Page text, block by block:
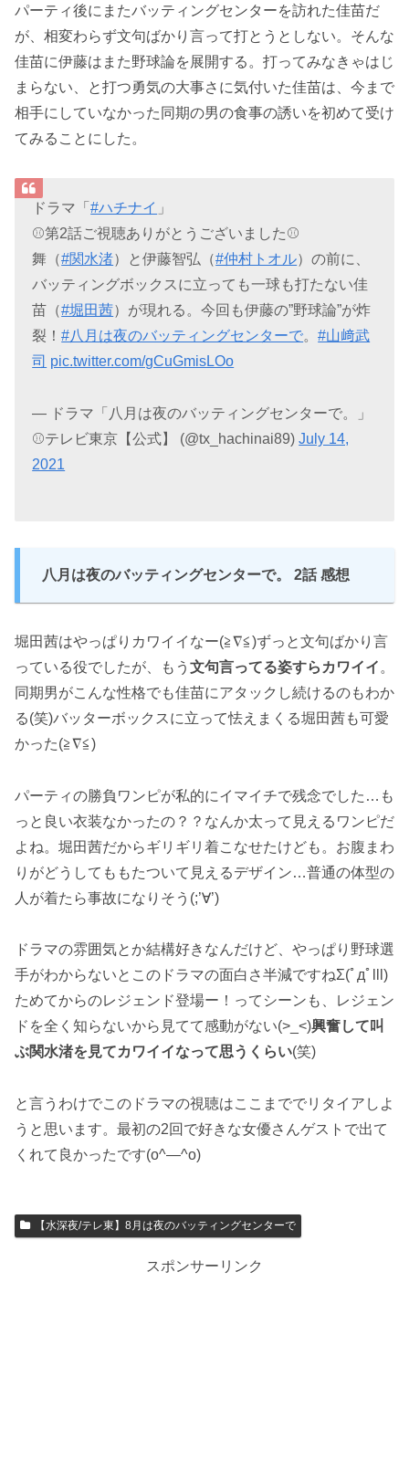
パーティ後にまたバッティングセンターを訪れた佳苗だ
が、相変わらず文句ばかり言って打とうとしない。そんな
佳苗に伊藤はまた野球論を展開する。打ってみなきゃはじ
まらない、と打つ勇気の大事さに気付いた佳苗は、今まで
相手にしていなかった同期の男の食事の誘いを初めて受け
てみることにした。
ドラマ「#ハチナイ 」
⚾第2話ご視聴ありがとうございました⚾
舞（#関水渚）と伊藤智弘（#仲村トオル）の前に、
バッティングボックスに立っても一球も打たない佳
苗（#堀田茜）が現れる。今回も伊藤の”野球論”が炸
裂！#八月は夜のバッティングセンターで。#山﨑武
司 pic.twitter.com/gCuGmisLOo
— ドラマ「八月は夜のバッティングセンターで。」
⚾️テレビ東京【公式】 (@tx_hachinai89)July 14,
2021
八月は夜のバッティングセンターで。 2話 感想
堀田茜はやっぱりカワイイなー(≧∇≦)ずっと文句ばかり言
っている役でしたが、もう 文句言ってる姿すらカワイイ 。
同期男がこんな性格でも佳苗にアタックし続けるのもわか
る(笑)バッターボックスに立って怯えまくる堀田茜も可愛
かった(≧∇≦)
パーティの勝負ワンピが私的にイマイチで残念でした…も
っと良い衣装なかったの？？なんか太って見えるワンピだ
よね。堀田茜だからギリギリ着こなせたけども。お腹まわ
りがどうしてももたついて見えるデザイン…普通の体型の
人が着たら事故になりそう(;’∀’)
ドラマの雰囲気とか結構好きなんだけど、やっぱり野球選
手がわからないとこのドラマの面白さ半減ですねΣ(ﾟдﾟlll)
ためてからのレジェンド登場ー！ってシーンも、レジェン
ドを全く知らないから見てて感動がない(>_<)興奮して叫
ぶ関水渚を見てカワイイなって思うくらい(笑)
と言うわけでこのドラマの視聴はここまででリタイアしよ
うと思います。最初の2回で好きな女優さんゲストで出て
くれて良かったです(o^―^o)
【水深夜/テレ東】8月は夜のバッティングセンターで
スポンサーリンク